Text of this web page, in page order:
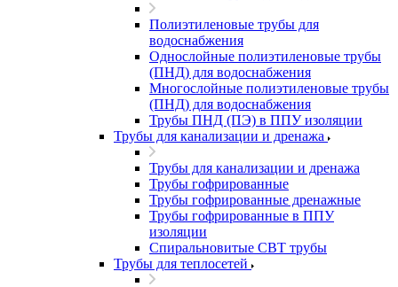
Полиэтиленовые трубы для
водоснабжения
Однослойные полиэтиленовые трубы
(ПНД) для водоснабжения
Многослойные полиэтиленовые трубы
(ПНД) для водоснабжения
Трубы ПНД (ПЭ) в ППУ изоляции
Трубы для канализации и дренажа
Трубы для канализации и дренажа
Трубы гофрированные
Трубы гофрированные дренажные
Трубы гофрированные в ППУ
изоляции
Спиральновитые СВТ трубы
Трубы для теплосетей